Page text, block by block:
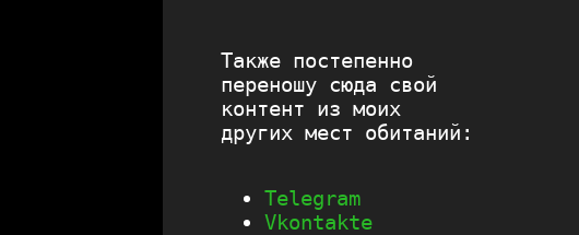
Также постепенно
переношу сюда свой
контент из моих
других мест обитаний:
Telegram
Vkontakte